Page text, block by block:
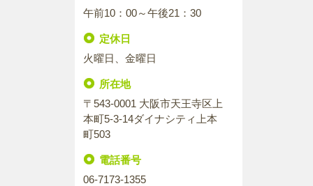
午前10：00～午後21：30
定休日
火曜日、金曜日
所在地
〒543-0001 大阪市天王寺区上
本町5-3-14ダイナシティ上本
町503
電話番号
06-7173-1355